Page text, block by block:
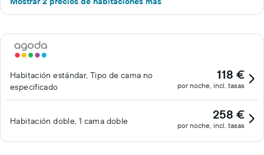
Habitación estándar, Tipo de cama no
especificado
118 €
por noche, incl. tasas
Habitación doble, 1 cama doble 258 €
por noche, incl. tasas